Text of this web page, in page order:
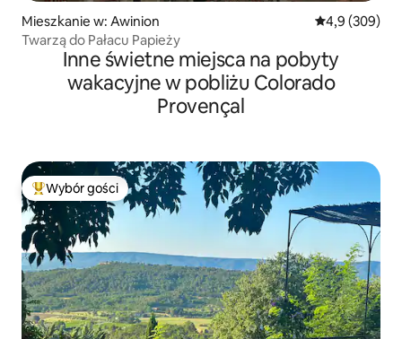
Mieszkanie w: Awinion Średnia
4,9 (309)
Twarzą do Pałacu Papieży
Inne świetne miejsca na pobyty
wakacyjne w pobliżu Colorado
Provençal
Najpopularniejsze z kategorii Wybór gości
Wybór gości